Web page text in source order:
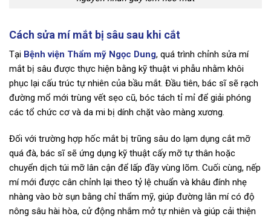
Cách sửa mí mắt bị sâu sau khi cắt
Tại Bệnh viện Thẩm mỹ Ngọc Dung, quá trình chỉnh sửa mí
mắt bị sâu được thực hiện bằng kỹ thuật vi phẫu nhằm khôi
phục lại cấu trúc tự nhiên của bầu mắt. Đầu tiên, bác sĩ sẽ rạch
đường mổ mới trùng vết sẹo cũ, bóc tách tỉ mỉ để giải phóng
các tổ chức cơ và da mi bị dính chặt vào màng xương.
Đối với trường hợp hốc mắt bị trũng sâu do lạm dụng cắt mỡ
quá đà, bác sĩ sẽ ứng dụng kỹ thuật cấy mỡ tự thân hoặc
chuyển dịch túi mỡ lân cận để lấp đầy vùng lõm. Cuối cùng, nếp
mí mới được cân chỉnh lại theo tỷ lệ chuẩn và khâu đính nhẹ
nhàng vào bờ sụn bằng chỉ thẩm mỹ, giúp đường lằn mí có độ
nông sâu hài hòa, cử động nhắm mở tự nhiên và giúp cải thiện